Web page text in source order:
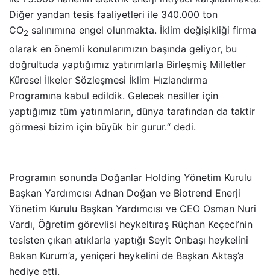
Diğer yandan tesis faaliyetleri ile 340.000 ton
CO2 salınımına engel olunmakta. İklim değişikliği firma
olarak en önemli konularımızın başında geliyor, bu
doğrultuda yaptığımız yatırımlarla Birleşmiş Milletler
Küresel İlkeler Sözleşmesi İklim Hızlandırma
Programına kabul edildik. Gelecek nesiller için
yaptığımız tüm yatırımların, dünya tarafından da taktir
görmesi bizim için büyük bir gurur.“ dedi.
Programın sonunda Doğanlar Holding Yönetim Kurulu
Başkan Yardımcısı Adnan Doğan ve Biotrend Enerji
Yönetim Kurulu Başkan Yardımcısı ve CEO Osman Nuri
Vardı, Öğretim görevlisi heykeltıraş Rüçhan Keçeci’nin
tesisten çıkan atıklarla yaptığı Seyit Onbaşı heykelini
Bakan Kurum’a, yeniçeri heykelini de Başkan Aktaş’a
hediye etti.